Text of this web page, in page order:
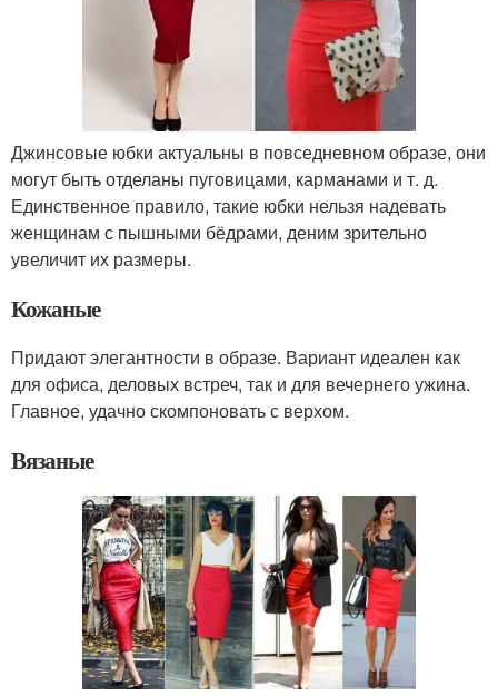
Джинсовые юбки актуальны в повседневном образе, они
могут быть отделаны пуговицами, карманами и т. д.
Единственное правило, такие юбки нельзя надевать
женщинам с пышными бёдрами, деним зрительно
увеличит их размеры.
Кожаные
Придают элегантности в образе. Вариант идеален как
для офиса, деловых встреч, так и для вечернего ужина.
Главное, удачно скомпоновать с верхом.
Вязаные